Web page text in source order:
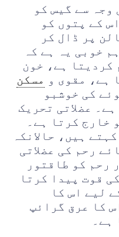
وجہ سے گیس کو
کے پتوں کو
پر ڈال کر
خوبی یہ ہے کہ
کردیتا ہے، خون
ہے، مقوی و مسکن
کی خوشبو
عضلاتی تحریک
خارج کرتا ہے۔
ہیں، حالانکہ
رحم کی عضلاتی
رحم کو طاقتور
قوت پیدا کرتا
لیے اس کا
کا عرق گرائپ
ہے۔